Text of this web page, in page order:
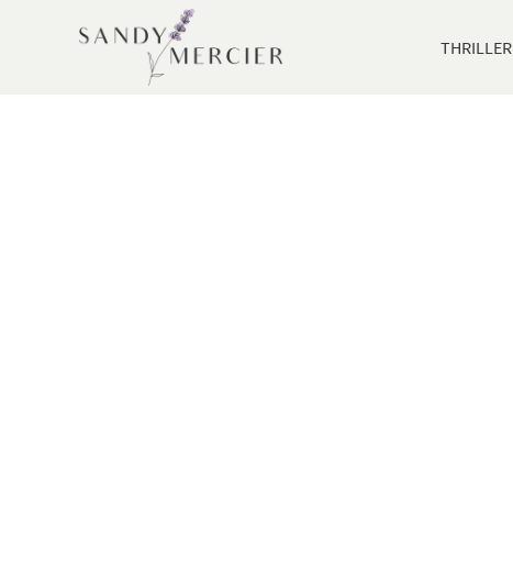
THRILLER